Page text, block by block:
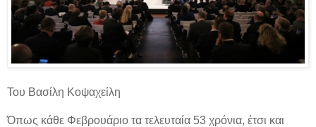
Του Βασίλη Κοψαχείλη
Όπως κάθε Φεβρουάριο τα τελευταία 53 χρόνια, έτσι και